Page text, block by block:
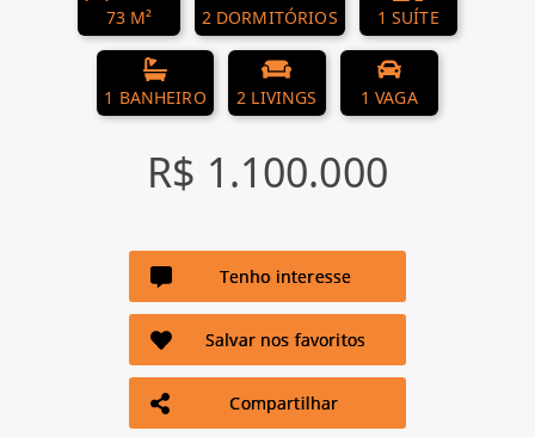
73 M² 2 DORMITÓRIOS 1 SUÍTE
1 BANHEIRO 2 LIVINGS 1 VAGA
R$ 1.100.000
Tenho interesse
Salvar nos favoritos
Compartilhar